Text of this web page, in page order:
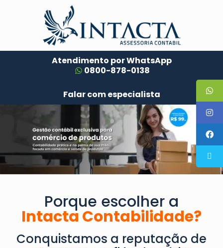
Atendimento por WhatsApp
0800-878-0138
Falar com especialista
Porque escolher a
Intacta Contabilidade?
Conquistamos a reputação de